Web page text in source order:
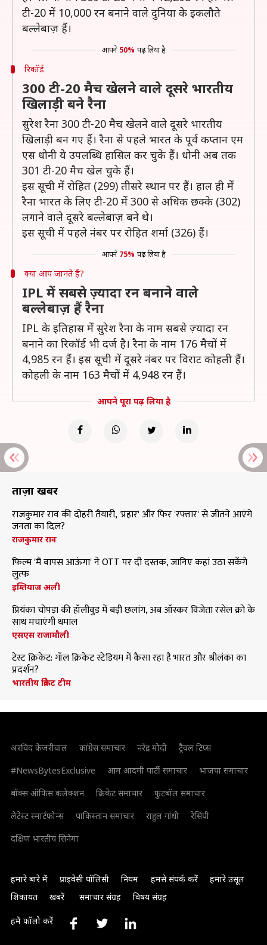
टी-20 में 10,000 रन बनाने वाले दुनिया के इकलौते
बल्लेबाज़ हैं।
आपने 50% पढ़ लिया है
रिकॉर्ड
300 टी-20 मैच खेलने वाले दूसरे भारतीय
खिलाड़ी बने रैना
सुरेश रैना 300 टी-20 मैच खेलने वाले दूसरे भारतीय
खिलाड़ी बन गए हैं। रैना से पहले भारत के पूर्व कप्तान एम
एस धोनी ये उपलब्धि हासिल कर चुके हैं। धोनी अब तक
301 टी-20 मैच खेल चुके हैं।
इस सूची में रोहित (299) तीसरे स्थान पर हैं। हाल ही में
रैना भारत के लिए टी-20 में 300 से अधिक छक्के (302)
लगाने वाले दूसरे बल्लेबाज़ बने थे।
इस सूची में पहले नंबर पर रोहित शर्मा (326) हैं।
आपने 75% पढ़ लिया है
क्या आप जानते हैं?
IPL में सबसे ज़्यादा रन बनाने वाले
बल्लेबाज़ हैं रैना
IPL के इतिहास में सुरेश रैना के नाम सबसे ज़्यादा रन
बनाने का रिकॉर्ड भी दर्ज है। रैना के नाम 176 मैचों में
4,985 रन हैं। इस सूची में दूसरे नंबर पर विराट कोहली हैं।
कोहली के नाम 163 मैचों में 4,948 रन हैं।
आपने पूरा पढ़ लिया है
ताज़ा खबरें
राजकुमार राव की दोहरी तैयारी, 'प्रहार' और फिर 'रफ्तार' से जीतने आएंगे
जनता का दिल?
राजकुमार राव
फिल्म 'मैं वापस आऊंगा' ने OTT पर दी दस्तक, जानिए कहां उठा सकेंगे
लुत्फ
इम्तियाज अली
प्रियंका चोपड़ा की हॉलीवुड में बड़ी छलांग, अब ऑस्कर विजेता रसेल क्रो के
साथ मचाएंगी धमाल
एसएस राजामौली
टेस्ट क्रिकेट: गॉल क्रिकेट स्टेडियम में कैसा रहा है भारत और श्रीलंका का
प्रदर्शन?
भारतीय क्रिकेट टीम
अरविंद केजरीवाल कांग्रेस समाचार नरेंद्र मोदी
ट्रैवल टिप्स
#NewsBytesExclusive
आम आदमी पार्टी समाचार
भाजपा समाचार
बॉक्स ऑफिस कलेक्शन
क्रिकेट समाचार
फुटबॉल समाचार
लेटेस्ट स्मार्टफोन्स
पाकिस्तान समाचार राहुल गांधी
रेसिपी
दक्षिण भारतीय सिनेमा
हमारे बारे में प्राइवेसी पॉलिसी नियम हमसे संपर्क करें
हमारे उसूल
शिकायत
खबरें समाचार संग्रह विषय संग्रह
हमें फॉलो करें